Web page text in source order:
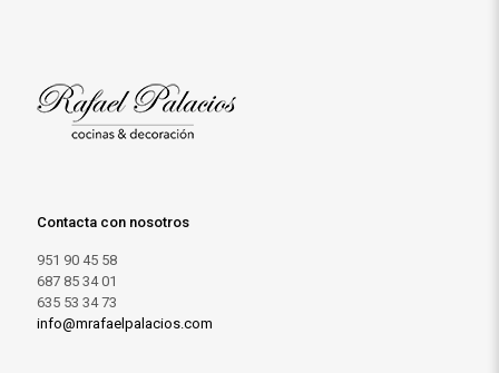
Contacta con nosotros
951 90 45 58
687 85 34 01
635 53 34 73
info@mrafaelpalacios.com